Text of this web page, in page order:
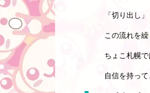
「切り出し
この流れを
ちょこ札幌
自信を持っ